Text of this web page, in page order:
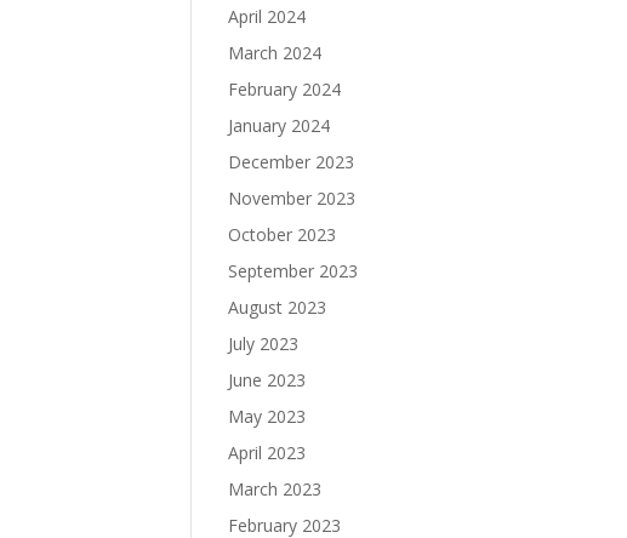
April 2024
March 2024
February 2024
January 2024
December 2023
November 2023
October 2023
September 2023
August 2023
July 2023
June 2023
May 2023
April 2023
March 2023
February 2023